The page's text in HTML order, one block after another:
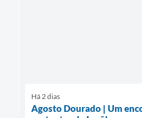
Há 2 dias
Agosto Dourado | Um